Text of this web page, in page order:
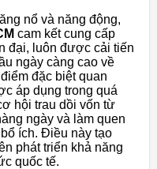
nổ và năng động,
cam kết cung cấp
đại, luôn được cải tiến
ngày càng cao về
đặc biệt quan
áp dụng trong quá
hội trau dồi vốn từ
ngày và làm quen
ích. Điều này tạo
phát triển khả năng
quốc tế.